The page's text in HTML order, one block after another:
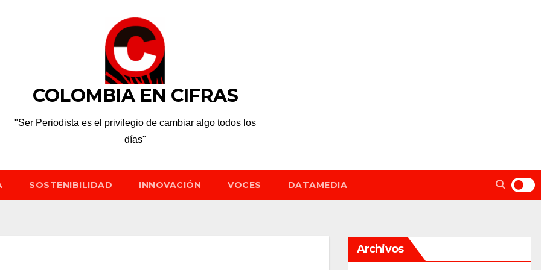
COLOMBIA EN CIFRAS
"Ser Periodista es el privilegio de cambiar algo todos los
días"
SOSTENIBILIDAD INNOVACIÓN VOCES DATAMEDIA
Archivos